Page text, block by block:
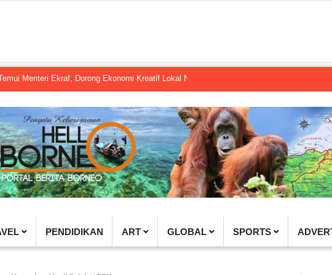
Ekraf, Dorong Ekonomi Kreatif Lokal Naik Kelas Gembel PPU dan IGTKI Penajam
PENDIDIKAN ART GLOBAL SPORTS